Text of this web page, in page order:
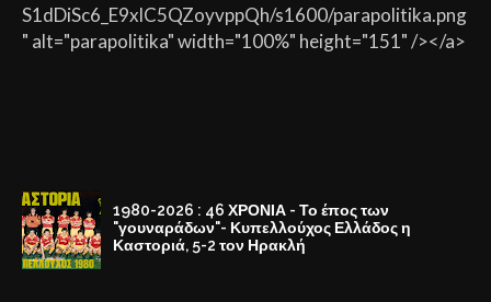
S1dDiSc6_E9xlC5QZoyvppQh/s1600/parapolitika.png
" alt="parapolitika" width="100%" height="151" /></a>
1980-2026 : 46 ΧΡΟΝΙΑ - Το έπος των
"γουναράδων"- Κυπελλούχος Ελλάδος η
Καστοριά, 5-2 τον Ηρακλή